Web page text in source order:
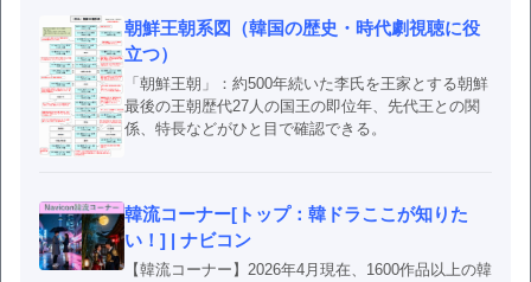
朝鮮王朝系図（韓国の歴史・時代劇視聴に役
立つ）
「朝鮮王朝」：約500年続いた李氏を王家とする朝鮮
最後の王朝歴代27人の国王の即位年、先代王との関
係、特長などがひと目で確認できる。
韓流コーナー[トップ：韓ドラここが知りた
い！] | ナビコン
【韓流コーナー】2026年4月現在、1600作品以上の韓